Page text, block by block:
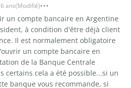
ans(Modifié)
un compte bancaire en Argentine
à condition d'être déjà client
Il est normalement obligatoire
un compte bancaire en
de la Banque Centrale
certains cela a été possible...si un
banque vous recommande, si